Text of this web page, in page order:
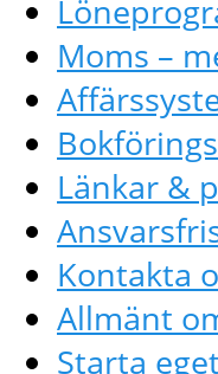
Moms –
Länkar &
Kontakta
Allmänt
Starta eget